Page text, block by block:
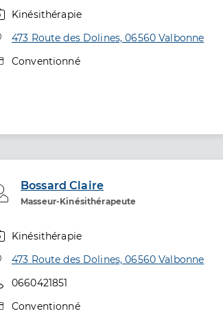
Kinésithérapie
Adresse
473 Route des Dolines, 06560 Valbonne
Type de convention
Conventionné
Bossard Claire
Masseur-Kinésithérapeute
Professionel de santé
Kinésithérapie
Adresse
473 Route des Dolines, 06560 Valbonne
Téléphone
0660421851
Type de convention
Conventionné